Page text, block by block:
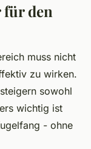
den
muss nicht
zu wirken.
sowohl
wichtig ist
- ohne